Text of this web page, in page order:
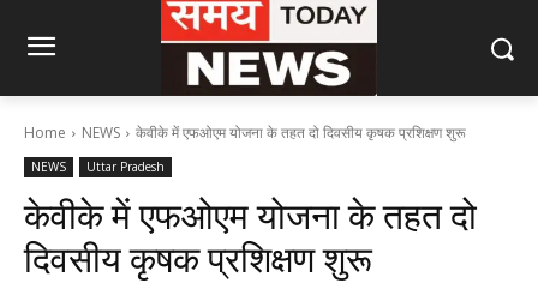
Home NEWS केवीके में एफओएम योजना के तहत दो दिवसीय कृषक प्रशिक्षण शुरू
NEWS Uttar Pradesh
केवीके में एफओएम योजना के तहत दो
दिवसीय कृषक प्रशिक्षण शुरू